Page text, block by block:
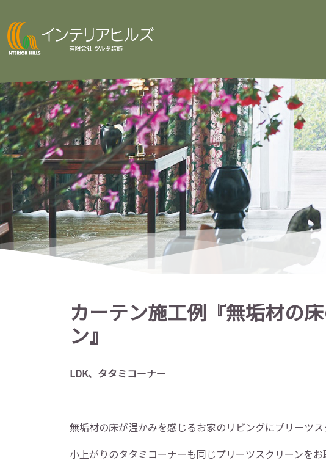
カーテン施工例『無垢材の
ン』
LDK、タタミコーナー
無垢材の床が温かみを感じるお家のリビングにプリーツス
小上がりのタタミコーナーも同じプリーツスクリーンを